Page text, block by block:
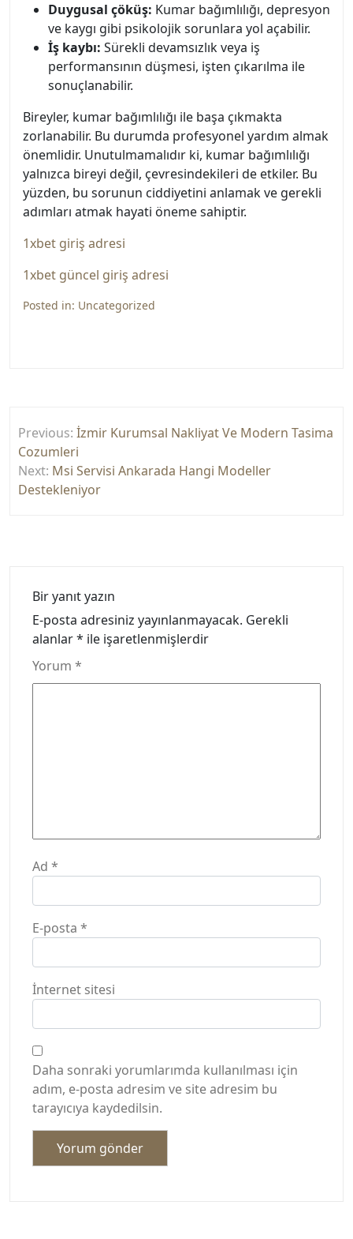
Duygusal çöküş: Kumar bağımlılığı, depresyon
ve kaygı gibi psikolojik sorunlara yol açabilir.
İş kaybı: Sürekli devamsızlık veya iş
performansının düşmesi, işten çıkarılma ile
sonuçlanabilir.
Bireyler, kumar bağımlılığı ile başa çıkmakta
zorlanabilir. Bu durumda profesyonel yardım almak
önemlidir. Unutulmamalıdır ki, kumar bağımlılığı
yalnızca bireyi değil, çevresindekileri de etkiler. Bu
yüzden, bu sorunun ciddiyetini anlamak ve gerekli
adımları atmak hayati öneme sahiptir.
1xbet giriş adresi
1xbet güncel giriş adresi
Posted in: Uncategorized
gezinmesi
Previous: İzmir Kurumsal Nakliyat Ve Modern Tasima
Cozumleri
Next: Msi Servisi Ankarada Hangi Modeller
Destekleniyor
Bir yanıt yazın
E-posta adresiniz yayınlanmayacak. Gerekli
alanlar* ile işaretlenmişlerdir
Yorum *
Ad *
E-posta *
İnternet sitesi
Daha sonraki yorumlarımda kullanılması için
adım, e-posta adresim ve site adresim bu
tarayıcıya kaydedilsin.